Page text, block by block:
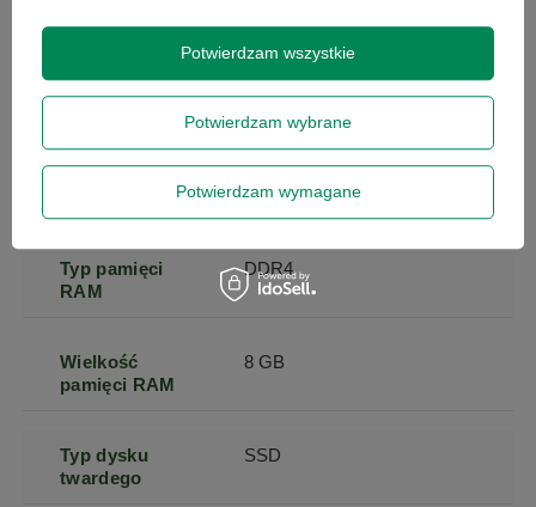
Liczba rdzeni
procesora
6
Typ pamięci
RAM
DDR4
Wielkość
pamięci RAM
8 GB
Typ dysku
twardego
SSD
Potwierdzam wybrane
Potwierdzam wymagane
Potwierdzam wszystkie